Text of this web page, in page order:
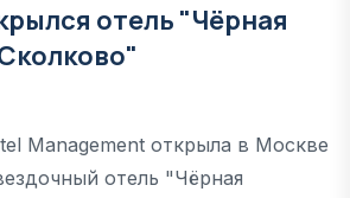
отель "Чёрная
Management открыла в Москве
отель "Чёрная